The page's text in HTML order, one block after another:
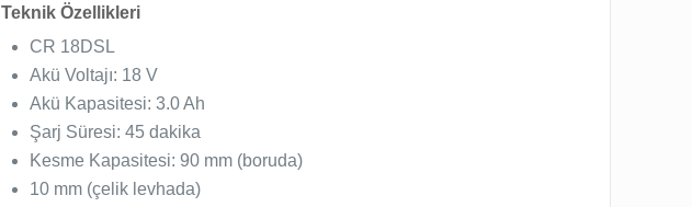
Teknik Özellikleri
CR 18DSL
Akü Voltajı: 18 V
Akü Kapasitesi: 3.0 Ah
Şarj Süresi: 45 dakika
Kesme Kapasitesi: 90 mm (boruda)
10 mm (çelik levhada)